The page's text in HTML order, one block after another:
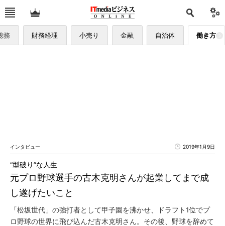
務 財務経理 小売り 金融 自治体 働き方
インタビュー 2019年1月9日
元プロ野球選手の古木克明さんが起業してまで成
し遂げたいこと
“型破り”な人生
「松坂世代」の強打者として甲子園を沸かせ、ドラフト1位でプ
ロ野球の世界に飛び込んだ古木克明さん。その後、野球を辞めて